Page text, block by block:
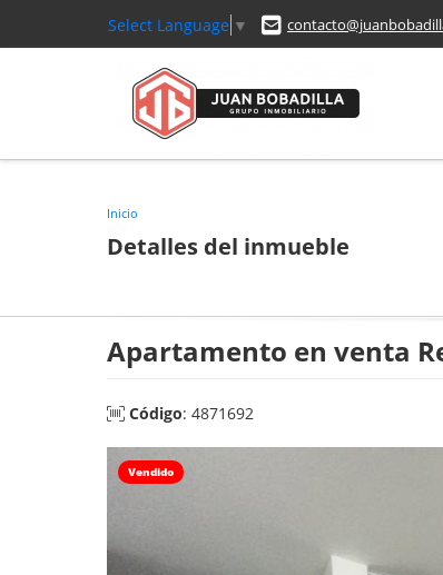
Select Language ▼
Inicio
Detalles del inmueble
Apartamento en venta
Código: 4871692
Vendido